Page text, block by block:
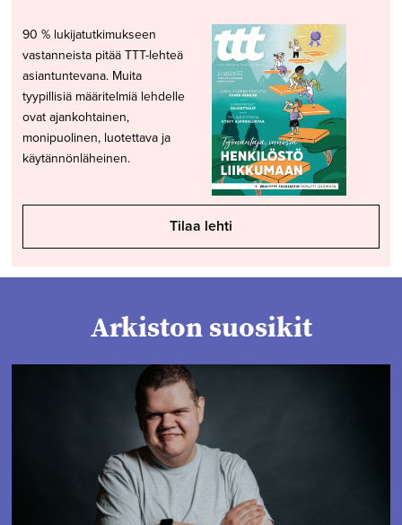
90 % lukijatutkimukseen
vastanneista pitää TTT-lehteä
asiantuntevana. Muita
tyypillisiä määritelmiä lehdelle
ovat ajankohtainen,
monipuolinen, luotettava ja
käytännönläheinen.
Tilaa lehti
Arkiston suosikit